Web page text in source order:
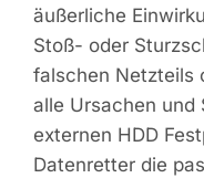
äußerliche
Stoß- oder
falschen Netzteils
alle Ursachen und
externen HDD
Datenretter die